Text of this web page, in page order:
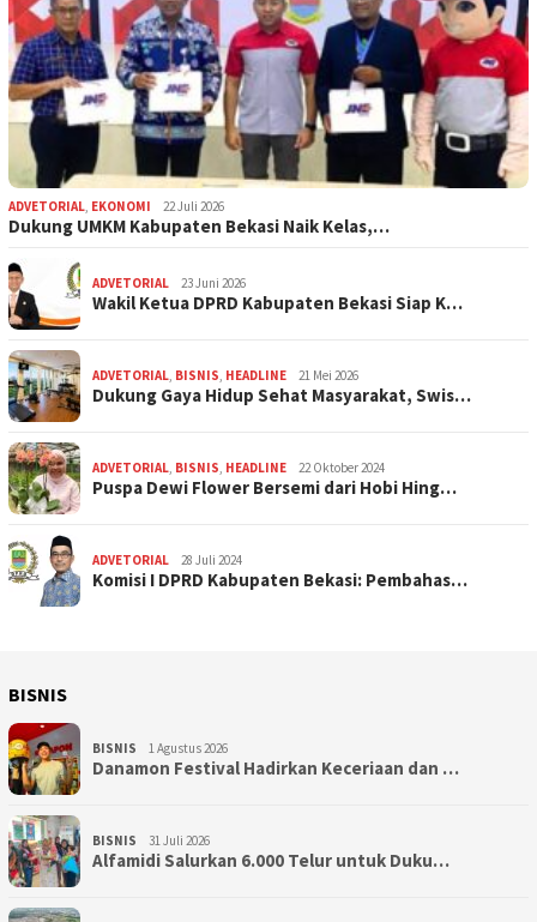
ADVETORIAL, EKONOMI 22 Juli 2026
Dukung UMKM Kabupaten Bekasi Naik Kelas,…
ADVETORIAL 23 Juni 2026
Wakil Ketua DPRD Kabupaten Bekasi Siap K…
ADVETORIAL, BISNIS, HEADLINE 21 Mei 2026
Dukung Gaya Hidup Sehat Masyarakat, Swis…
ADVETORIAL, BISNIS, HEADLINE 22 Oktober 2024
Puspa Dewi Flower Bersemi dari Hobi Hing…
ADVETORIAL 28 Juli 2024
Komisi I DPRD Kabupaten Bekasi: Pembahas…
BISNIS
BISNIS 1 Agustus 2026
Danamon Festival Hadirkan Keceriaan dan …
BISNIS 31 Juli 2026
Alfamidi Salurkan 6.000 Telur untuk Duku…